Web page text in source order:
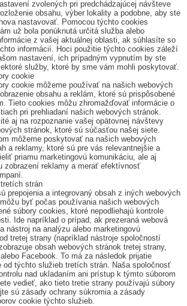
zvolených pri predchádzajúcej návšteve
obsahu, výber lokality a podobne, aby ste
nastavovať. Pomocou týchto cookies
už bola ponúknutá určitá služba alebo
z vašej aktuálnej oblasti, ak súhlasíte so
informácií. Hoci použitie týchto cookies záleží
nastavení, ich prípadným vypnutím by ste
služby, ktoré by sme vám mohli poskytovať.
cookie
cookie môžeme používať na našich webových
obsahu a reklám, ktoré sú prispôsobené
Tieto cookies môžu zhromažďovať informácie o
pri prehliadaní našich webových stránok.
aj na rozpoznanie vašej opätovnej návštevy
stránok, ktoré sú súčasťou našej siete.
môžeme poskytovať na našich webových
a reklamy, ktoré sú pre vás relevantnejšie a
priamu marketingovú komunikáciu, ale aj
zobrazení reklamy a merať efektívnosť
strán
prepojenia a integrovaný obsah z iných webových
byť počas používania našich webových
súbory cookies, ktoré nepodliehajú kontrole
Ide napríklad o prípad, ak prezeraná webová
nástroj na analýzu alebo marketingovú
tretej strany (napríklad nástroje spoločností
obsah webových stránok tretej strany,
Facebook. To má za následok prijatie
od týchto služieb tretích strán. Naša spoločnosť
nad ukladaním ani prístup k týmto súborom
vedieť, ako tieto tretie strany používajú súbory
sú zásady ochrany súkromia a zásady
cookie týchto služieb.